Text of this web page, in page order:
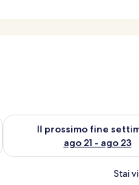
ago 14 - ago 16
Il prossimo fine
ago 21 - ago 23
Verifica la disponibilità per
Stai